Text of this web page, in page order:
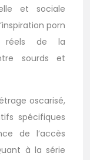
et sociale
porn
réels de la
sourds et
oscarisé,
spécifiques
de l’accès
à la série